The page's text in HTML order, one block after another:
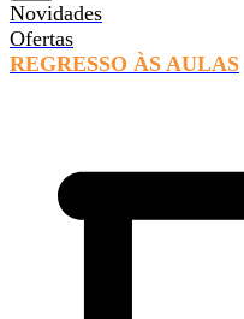
Novidades
Ofertas
REGRESSO ÀS AULAS